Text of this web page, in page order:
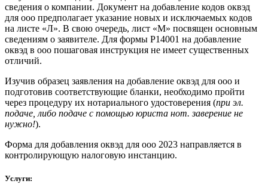
сведения о компании. Документ на добавление кодов оквэд
для ооо предполагает указание новых и исключаемых кодов
на листе «Л». В свою очередь, лист «М» посвящен основным
сведениям о заявителе. Для формы Р14001 на добавление
оквэд в ооо пошаговая инструкция не имеет существенных
отличий.
Изучив образец заявления на добавление оквэд для ооо и
подготовив соответствующие бланки, необходимо пройти
через процедуру их нотариального удостоверения (при эл.
подаче, либо подаче с помощью юриста нот. заверение не
нужно!).
Форма для добавления оквэд для ооо 2023 направляется в
контролирующую налоговую инстанцию.
Услуги: